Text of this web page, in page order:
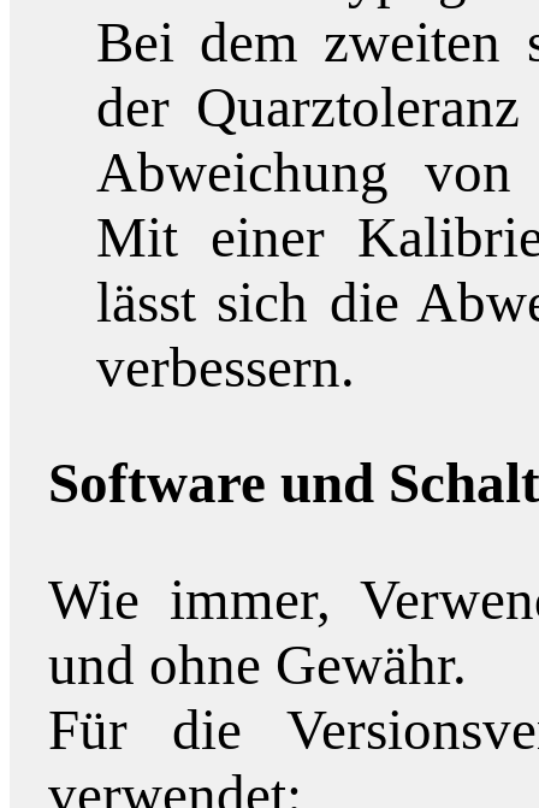
Bei dem zweiten
der
Abweichung von
Mit einer
lässt sich die
verbessern.
Software und
Wie immer,
und ohne Gewähr.
Für die
verwendet: